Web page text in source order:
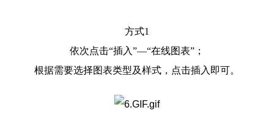
方式1
依次点击“插入”—“在线图表”；
根据需要选择图表类型及样式，点击插入即可。